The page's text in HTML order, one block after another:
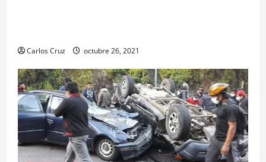
Carlos Cruz octubre 26, 2021